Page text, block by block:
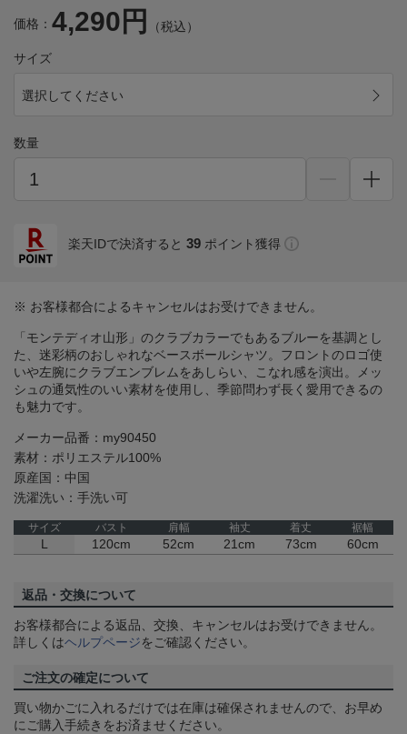
価格： 4,290円 （税込）
サイズ
選択してください
数量
楽天IDで決済すると 39 ポイント獲得
※ お客様都合によるキャンセルはお受けできません。
「モンテディオ山形」のクラブカラーでもあるブルーを基調とし
た、迷彩柄のおしゃれなベースボールシャツ。フロントのロゴ使
いや左腕にクラブエンブレムをあしらい、こなれ感を演出。メッ
シュの通気性のいい素材を使用し、季節問わず長く愛用できるの
も魅力です。
メーカー品番：my90450
素材：ポリエステル100%
原産国：中国
洗濯洗い：手洗い可
サイズ バスト 肩幅 袖丈 着丈 裾幅
L 120cm 52cm 21cm 73cm 60cm
返品・交換について
お客様都合による返品、交換、キャンセルはお受けできません。
詳しくはヘルプページをご確認ください。
ご注文の確定について
買い物かごに入れるだけでは在庫は確保されませんので、お早め
にご購入手続きをお済ませください。